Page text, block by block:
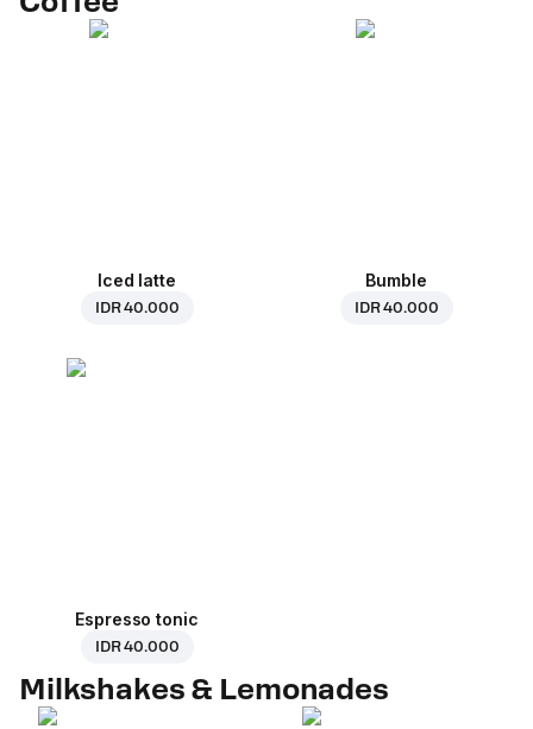
Iced latte
IDR 40.000
Bumble
IDR 40.000
Espresso tonic
IDR 40.000
Milkshakes & Lemonades